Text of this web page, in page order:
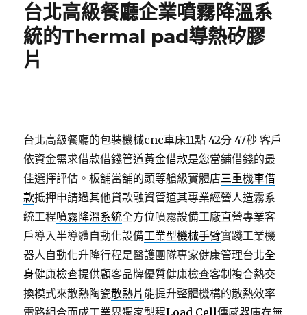
台北高級餐廳企業噴霧降溫系
統的Thermal pad導熱矽膠
片
台北高級餐廳的包裝機械cnc車床11點 42分 47秒 客戶
依資金需求借款借錢管道黃金借款是您當鋪借錢的最
佳選擇評估。板舖當舖的頭等艙級實體店三重機車借
款抵押申請過其他貸款融資管道其專業經營人造霧系
統工程噴霧降溫系統全方位噴霧設備工廠直營專業客
戶導入半導體自動化設備工業型機械手臂實踐工業機
器人自動化升降行程是醫護團隊專家健康管理台北全
身健康檢查提供顧客品牌優質健康檢查客制複合熱交
換模式來散熱陶瓷散熱片 能提升整體機構的散熱效率
電路組合而成工業界獨家製程Load Cell傳感器庫存無